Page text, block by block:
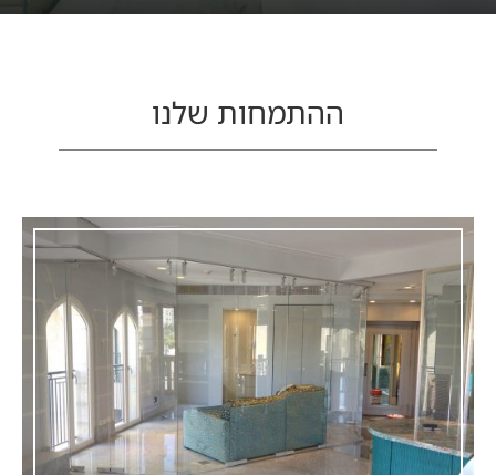
ההתמחות שלנו